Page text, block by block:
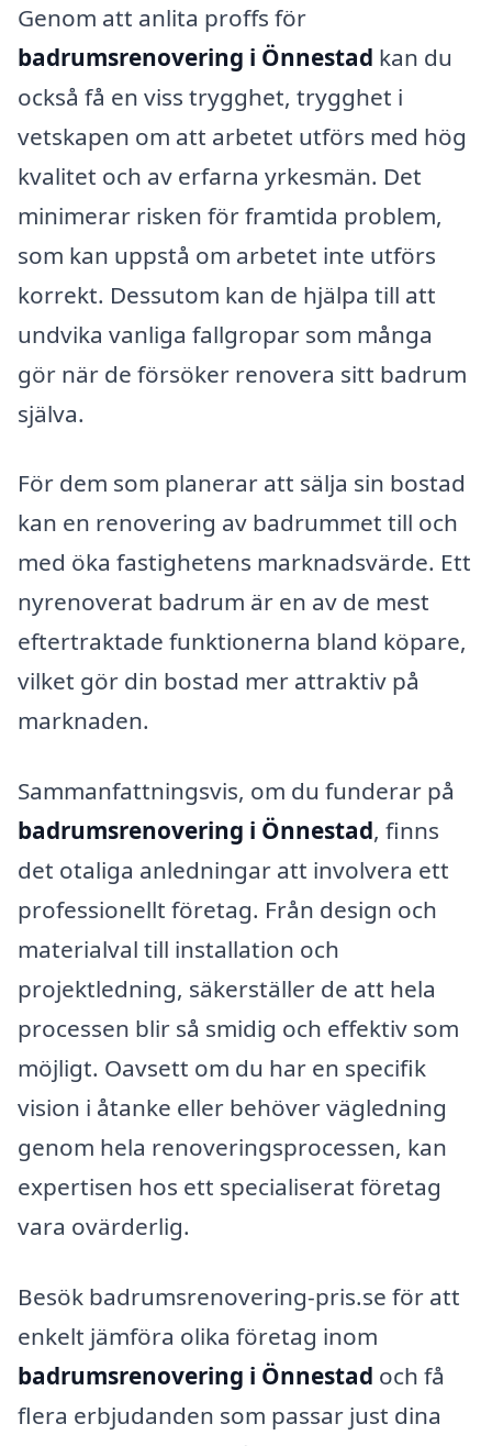
Genom att anlita proffs för
badrumsrenovering i Önnestad kan du
också få en viss trygghet, trygghet i
vetskapen om att arbetet utförs med hög
kvalitet och av erfarna yrkesmän. Det
minimerar risken för framtida problem,
som kan uppstå om arbetet inte utförs
korrekt. Dessutom kan de hjälpa till att
undvika vanliga fallgropar som många
gör när de försöker renovera sitt badrum
själva.
För dem som planerar att sälja sin bostad
kan en renovering av badrummet till och
med öka fastighetens marknadsvärde. Ett
nyrenoverat badrum är en av de mest
eftertraktade funktionerna bland köpare,
vilket gör din bostad mer attraktiv på
marknaden.
Sammanfattningsvis, om du funderar på
badrumsrenovering i Önnestad, finns
det otaliga anledningar att involvera ett
professionellt företag. Från design och
materialval till installation och
projektledning, säkerställer de att hela
processen blir så smidig och effektiv som
möjligt. Oavsett om du har en specifik
vision i åtanke eller behöver vägledning
genom hela renoveringsprocessen, kan
expertisen hos ett specialiserat företag
vara ovärderlig.
Besök badrumsrenovering-pris.se för att
enkelt jämföra olika företag inom
badrumsrenovering i Önnestad och få
flera erbjudanden som passar just dina